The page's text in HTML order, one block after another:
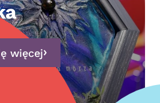
więcej